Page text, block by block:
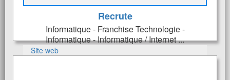
Recrute
Informatique - Franchise Technologie -
Informatique - Informatique / Internet ...
Site web